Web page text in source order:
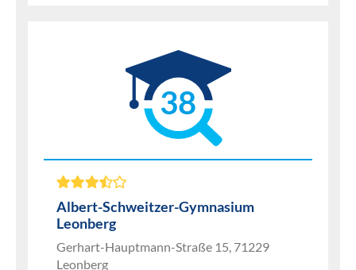
38
Albert-Schweitzer-Gymnasium
Leonberg
Gerhart-Hauptmann-Straße 15, 71229
Leonberg